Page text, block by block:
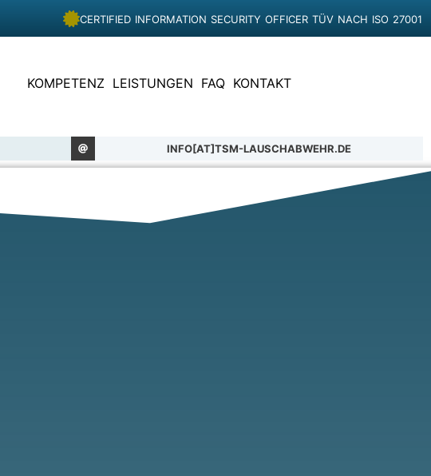
CERTIFIED INFORMATION SECURITY OFFICER TÜV NACH ISO 27001
KOMPETENZ LEISTUNGEN FAQ KONTAKT
INFO[AT]TSM-LAUSCHABWEHR.DE